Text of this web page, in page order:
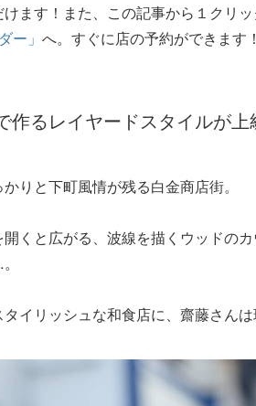
ます！また、この記事から１クリ
ー」へ。すぐに店の予約ができます！
作るレイヤードスタイルが上
りと下町風情が残る白金商店街。
くと広がる、波線を描くウッドの
イリッシュな和食店に、齋藤さんは